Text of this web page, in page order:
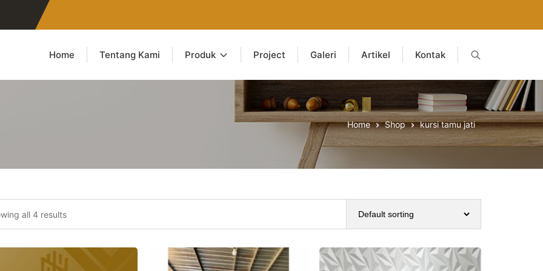
Home Tentang Kami Produk Project Galeri Artikel Kontak
Home Shop kursi tamu jati
all 4 results